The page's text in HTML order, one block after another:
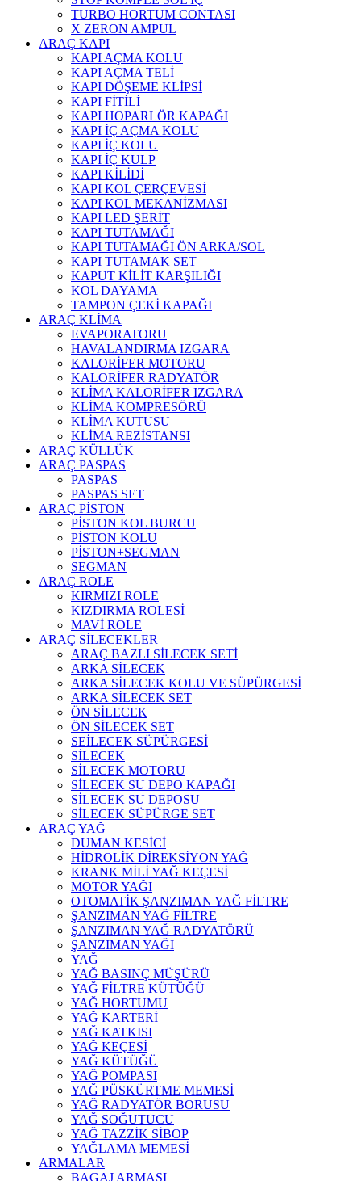
TURBO HORTUM CONTASI
X ZERON AMPUL
ARAÇ KAPI
KAPI AÇMA KOLU
KAPI AÇMA TELİ
KAPI DÖŞEME KLİPSİ
KAPI FİTİLİ
KAPI HOPARLÖR KAPAĞI
KAPI İÇ AÇMA KOLU
KAPI İÇ KOLU
KAPI İÇ KULP
KAPI KİLİDİ
KAPI KOL ÇERÇEVESİ
KAPI KOL MEKANİZMASI
KAPI LED ŞERİT
KAPI TUTAMAĞI
KAPI TUTAMAĞI ÖN ARKA/SOL
KAPI TUTAMAK SET
KAPUT KİLİT KARŞILIĞI
KOL DAYAMA
TAMPON ÇEKİ KAPAĞI
ARAÇ KLİMA
EVAPORATORU
HAVALANDIRMA IZGARA
KALORİFER MOTORU
KALORİFER RADYATÖR
KLİMA KALORİFER IZGARA
KLİMA KOMPRESÖRÜ
KLİMA KUTUSU
KLİMA REZİSTANSI
ARAÇ KÜLLÜK
ARAÇ PASPAS
PASPAS
PASPAS SET
ARAÇ PİSTON
PİSTON KOL BURCU
PİSTON KOLU
PİSTON+SEGMAN
SEGMAN
ARAÇ ROLE
KIRMIZI ROLE
KIZDIRMA ROLESİ
MAVİ ROLE
ARAÇ SİLECEKLER
ARAÇ BAZLI SİLECEK SETİ
ARKA SİLECEK
ARKA SİLECEK KOLU VE SÜPÜRGESİ
ARKA SİLECEK SET
ÖN SİLECEK
ÖN SİLECEK SET
SEİLECEK SÜPÜRGESİ
SİLECEK
SİLECEK MOTORU
SİLECEK SU DEPO KAPAĞI
SİLECEK SU DEPOSU
SİLECEK SÜPÜRGE SET
ARAÇ YAĞ
DUMAN KESİCİ
HİDROLİK DİREKSİYON YAĞ
KRANK MİLİ YAĞ KEÇESİ
MOTOR YAĞI
OTOMATİK ŞANZIMAN YAĞ FİLTRE
ŞANZIMAN YAĞ FİLTRE
ŞANZIMAN YAĞ RADYATÖRÜ
ŞANZIMAN YAĞI
YAĞ
YAĞ BASINÇ MÜŞÜRÜ
YAĞ FİLTRE KÜTÜĞÜ
YAĞ HORTUMU
YAĞ KARTERİ
YAĞ KATKISI
YAĞ KEÇESİ
YAĞ KÜTÜĞÜ
YAĞ POMPASI
YAĞ PÜSKÜRTME MEMESİ
YAĞ RADYATÖR BORUSU
YAĞ SOĞUTUCU
YAĞ TAZZİK SİBOP
YAĞLAMA MEMESİ
ARMALAR
BAGAJ ARMASI